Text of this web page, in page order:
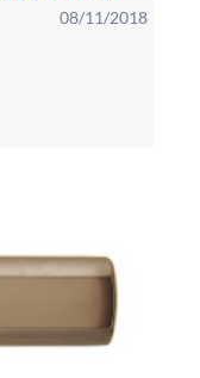
08/11/2018